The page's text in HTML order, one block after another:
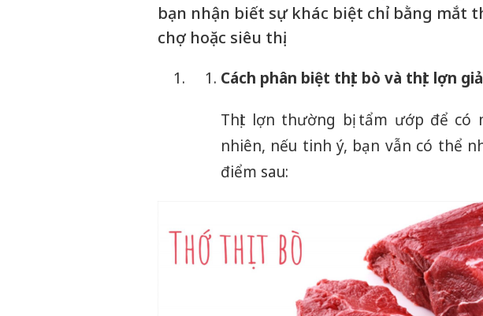
bạn nhận biết sự khác biệt chỉ bằng mắt
chợ hoặc siêu thị.
Cách phân biệt thịt bò và thịt lợn
Thịt lợn thường bị tẩm ướp để có
nhiên, nếu tinh ý, bạn vẫn có thể
điểm sau: